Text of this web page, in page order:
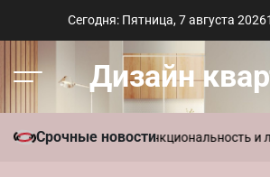
Сегодня: Пятница, 7 августа 2026
Меню Дизайн
Срочные новости
в интерьере: функциональность и